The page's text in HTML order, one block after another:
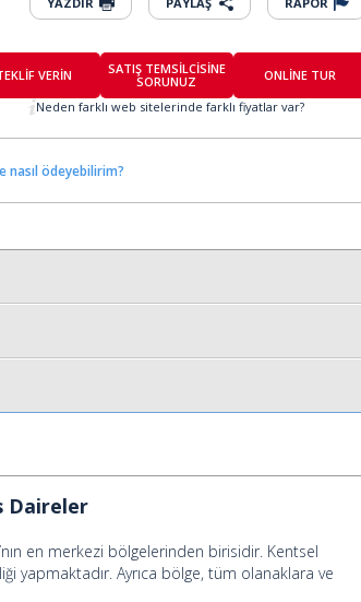
VERİN
SATIŞ TEMSİLCİSİNE
SORUNUZ
ONLİNE TUR
Neden farklı web sitelerinde farklı fiyatlar var?
nasıl ödeyebilirim?
Daireler
en merkezi bölgelerinden birisidir. Kentsel
yapmaktadır. Ayrıca bölge, tüm olanaklara ve